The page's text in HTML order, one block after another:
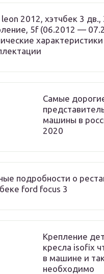
2012, хэтчбек 3 дв.,
5f (06.2012 —
Cамые
машины в
2020
подробности о
ford focus 3
Крепление
кресла isofix
в машине и
необходимо